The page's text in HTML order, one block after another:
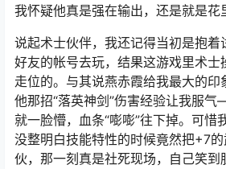
我怀疑他真是强在输出，还是就是花
说起术士伙伴，我还记得当初是抱着
好友的帐号去玩，结果这游戏里术士
走位的。与其说燕赤霞给我最大的印
他那招“落英神剑”伤害经验让我服
就一脸懵，血条“嘭嘭”往下掉。可惜
没整明白技能特性的时候竟然把+7
伙，那一刻真是社死现场，自己笑到